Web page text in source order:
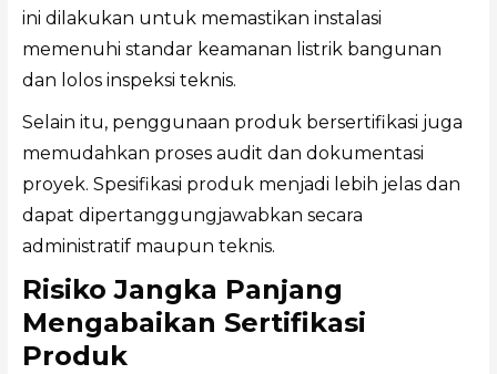
ini dilakukan untuk memastikan instalasi
memenuhi standar keamanan listrik bangunan
dan lolos inspeksi teknis.
Selain itu, penggunaan produk bersertifikasi juga
memudahkan proses audit dan dokumentasi
proyek. Spesifikasi produk menjadi lebih jelas dan
dapat dipertanggungjawabkan secara
administratif maupun teknis.
Risiko Jangka Panjang
Mengabaikan Sertifikasi
Produk